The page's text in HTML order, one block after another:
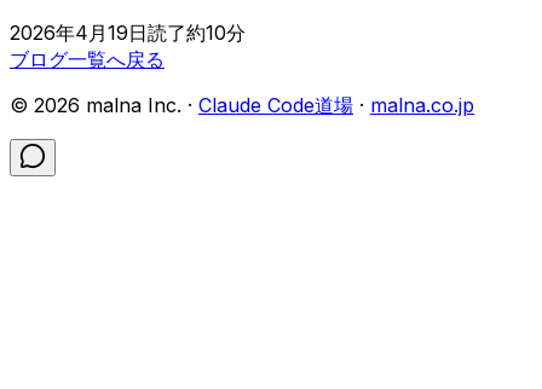
2026年4月19日読了約10分
ブログ一覧へ戻る
© 2026 malna Inc. · Claude Code道場 · malna.co.jp